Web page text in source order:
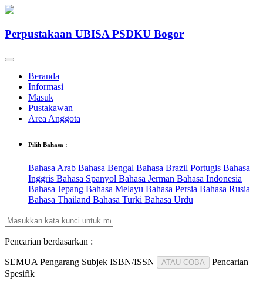
Perpustakaan UBISA PSDKU Bogor
Beranda
Informasi
Masuk
Pustakawan
Area Anggota
Pilih Bahasa :
Bahasa Arab Bahasa Bengal Bahasa Brazil Portugis Bahasa
Inggris Bahasa Spanyol Bahasa Jerman Bahasa Indonesia
Bahasa Jepang Bahasa Melayu Bahasa Persia Bahasa Rusia
Bahasa Thailand Bahasa Turki Bahasa Urdu
Pencarian berdasarkan :
SEMUA Pengarang Subjek ISBN/ISSN ATAU COBA
Pencarian
Spesifik